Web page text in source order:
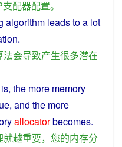
支配器配置。
algorithm leadsto a lot
.
法会导致产生很多潜在
is, the more memory
and the more
allocatorbecomes.
就越重要， 您的内存分